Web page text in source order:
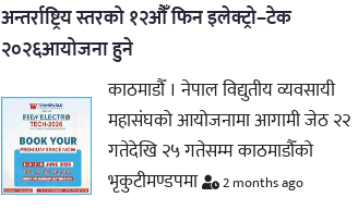
अन्तर्राष्ट्रिय स्तरको १२औँ फिन इलेक्ट्रो–टेक
२०२६आयोजना हुने
काठमाडौँ । नेपाल विद्युतीय व्यवसायी
महासंघको आयोजनामा आगामी जेठ २२
गतेदेखि २५ गतेसम्म काठमाडौँको
भृकुटीमण्डपमा
2 months ago